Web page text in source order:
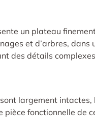
un plateau
et d’arbres,
des détails
largement
pièce fonctionnelle de